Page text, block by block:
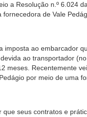
a Resolução n.º 6.024
de Vale
imposta ao embarcador
ao transportador
meses. Recentemente
por meio de uma
seus contratos e